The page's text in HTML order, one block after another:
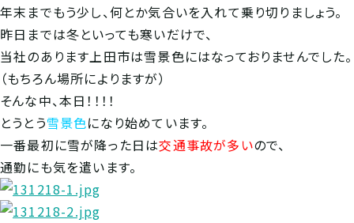
年末までもう少し、何とか気合いを入れて乗り切りましょう。
昨日までは冬といっても寒いだけで、
当社のあります上田市は雪景色にはなっておりませんでした。
（もちろん場所によりますが）
そんな中、本日！！！！
とうとう雪景色になり始めています。
一番最初に雪が降った日は交通事故が多いので、
通勤にも気を遣います。